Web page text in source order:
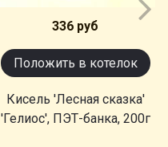
336 руб
Положить в котелок
Кисель 'Лесная сказка'
'Гелиос', ПЭТ-банка, 200г